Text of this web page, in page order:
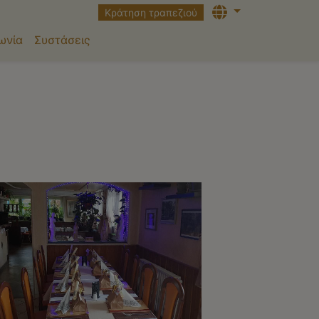
Κράτηση τραπεζιού Languages
Συστάσεις